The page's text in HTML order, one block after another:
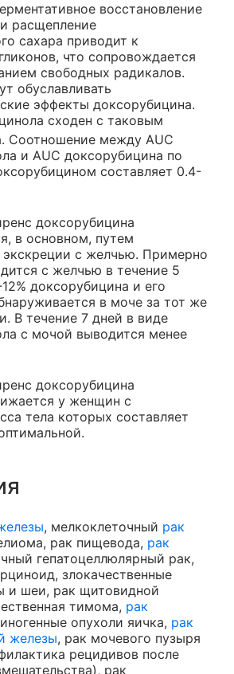
восстановление
расщепление
сахара приводит к
что сопровождается
свободных радикалов.
обуславливать
эффекты доксорубицина.
сходен с таковым
Соотношение между AUC
и AUC доксорубицина по
составляет 0.4-
доксорубицина
в основном, путем
с желчью. Примерно
с желчью в течение 5
доксорубицина и его
в моче за тот же
В течение 7 дней в виде
с мочой выводится менее
доксорубицина
у женщин с
тела которых составляет
, мелкоклеточный рак
рак пищевода, рак
гепатоцеллюлярный рак,
злокачественные
и шеи, рак щитовидной
тимома, рак
опухоли яичка, рак
железы, рак мочевого пузыря
рецидивов после
рак